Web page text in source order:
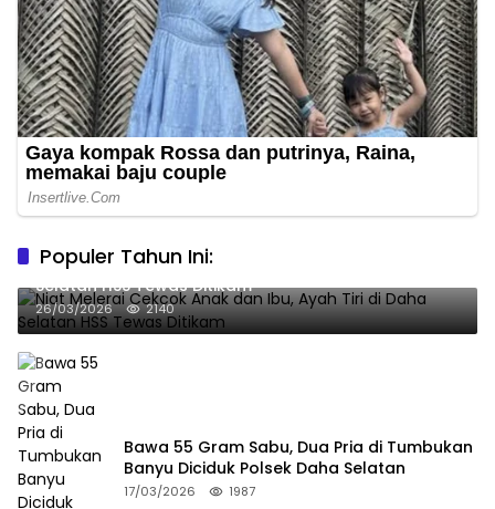
Populer Tahun Ini:
Niat Melerai Cekcok Anak dan Ibu, Ayah Tiri di Daha
Selatan HSS Tewas Ditikam
26/03/2026 2140
Bawa 55 Gram Sabu, Dua Pria di Tumbukan
Banyu Diciduk Polsek Daha Selatan
17/03/2026 1987